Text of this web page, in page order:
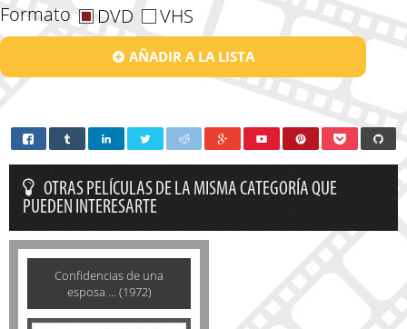
Formato DVD VHS
AÑADIR A LA LISTA
OTRAS PELÍCULAS DE LA MISMA CATEGORÍA QUE
PUEDEN INTERESARTE
Confidencias de una
esposa ... (1972)